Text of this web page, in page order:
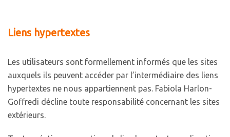
Liens hypertextes
Les utilisateurs sont formellement informés que les sites
auxquels ils peuvent accéder par l’intermédiaire des liens
hypertextes ne nous appartiennent pas. Fabiola Harlon-
Goffredi décline toute responsabilité concernant les sites
extérieurs.